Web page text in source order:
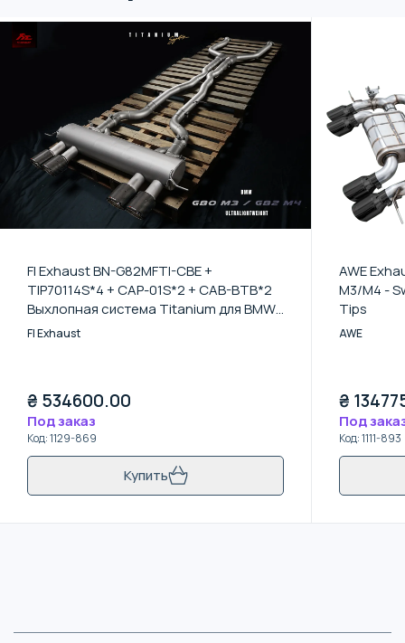
FI Exhaust BN-G82MFTI-CBE +
TIP70114S*4 + CAP-01S*2 + CAB-BTB*2
Выхлопная система Titanium для BMW
M3 G80 / M4 G82
FI Exhaust
₴ 534600.00
Под заказ
Код:1129-869
Купить
AWE
M3/M4 -
Tips
AWE
₴
Под
Код:1111-893